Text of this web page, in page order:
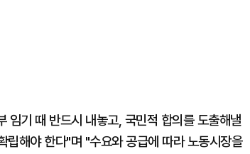
임기 때 반드시 내놓고, 국민적 합의를 도출해낼
해야 한다"며 "수요와 공급에 따라 노동시장을